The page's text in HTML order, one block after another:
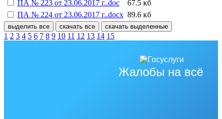
ПА № 223 от 23.06.2017 г..doc
67.5 кб
ПА № 224 от 23.06.2017 г..docx 89.6 кб
выделить все скачать все скачать выделенные
1 2 3 4 5 6 7 8 9 10 11 12 13 14 15
Жалобы на всё